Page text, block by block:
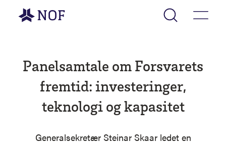
Gå til forsiden
Panelsamtale om Forsvarets
fremtid: investeringer,
teknologi og kapasitet
Generalsekretær Steinar Skaar ledet en